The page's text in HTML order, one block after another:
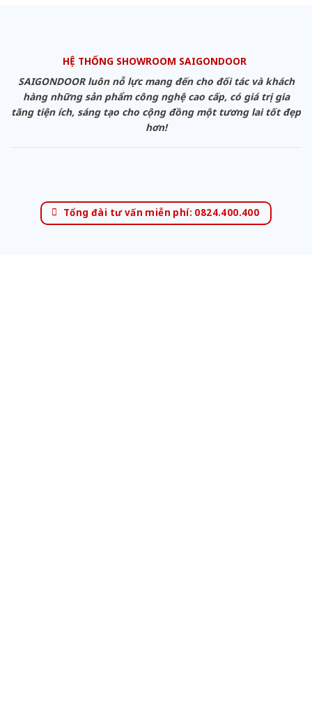
HỆ THỐNG SHOWROOM SAIGONDOOR
SAIGONDOOR luôn nỗ lực mang đến cho đối tác và khách
hàng những sản phẩm công nghệ cao cấp, có giá trị gia
tăng tiện ích, sáng tạo cho cộng đồng một tương lai tốt đẹp
hơn!
Tổng đài tư vấn miễn phí: 0824.400.400